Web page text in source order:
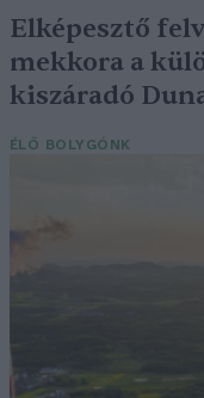
Elképesztő
mekkora a
kiszáradó
ÉLŐ BOLYGÓNK